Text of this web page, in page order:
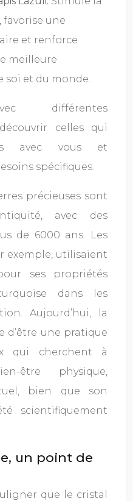
favorise une
et renforce
meilleure
soi et du monde.
différentes
celles qui
avec vous et
spécifiques.
précieuses sont
avec des
de 6000 ans. Les
exemple, utilisaient
ses propriétés
dans les
Aujourd’hui, la
d’être une pratique
qui cherchent à
être physique,
bien que son
scientifiquement
un point de
que le cristal